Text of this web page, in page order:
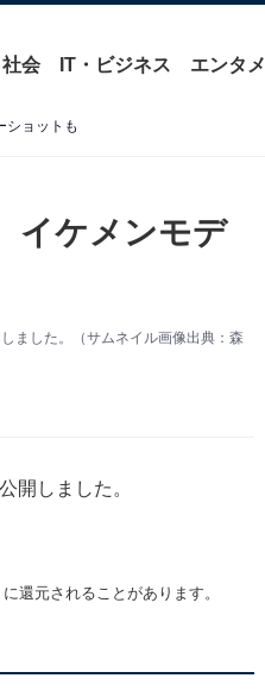
社会 IT・ビジネス エンタメ
ショットも
イケメンモデ
ました。（サムネイル画像出典：森
開しました。
還元されることがあります。